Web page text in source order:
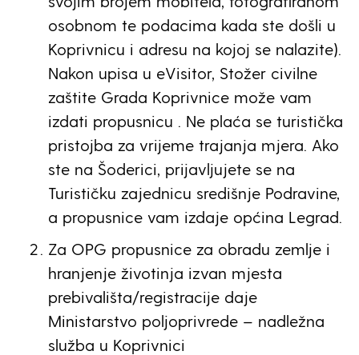
osobnom te podacima kada ste došli u
Koprivnicu i adresu na kojoj se nalazite).
Nakon upisa u eVisitor, Stožer civilne
zaštite Grada Koprivnice može vam
izdati propusnicu . Ne plaća se turistička
pristojba za vrijeme trajanja mjera. Ako
ste na Šoderici, prijavljujete se na
Turističku zajednicu središnje Podravine,
a propusnice vam izdaje općina Legrad.
Za OPG propusnice za obradu zemlje i
hranjenje životinja izvan mjesta
prebivališta/registracije daje
Ministarstvo poljoprivrede – nadležna
služba u Koprivnici